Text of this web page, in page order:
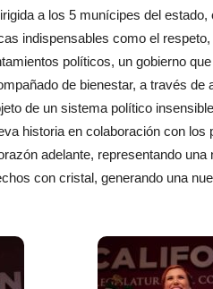
a los 5 munícipes del
indispensables como el
políticos, un gobierno
de bienestar, a través de
de un sistema político
historia en colaboración con los
adelante, representando
con cristal, generando una